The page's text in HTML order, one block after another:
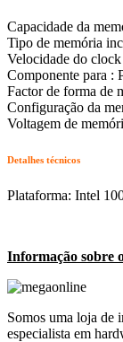
Capacidade da
Tipo de memória
Velocidade do
Componente para :
Factor de forma de
Configuração da
Voltagem de
Detalhes técnicos
Plataforma: Intel
Informação sobre
Somos uma loja de
especialista em